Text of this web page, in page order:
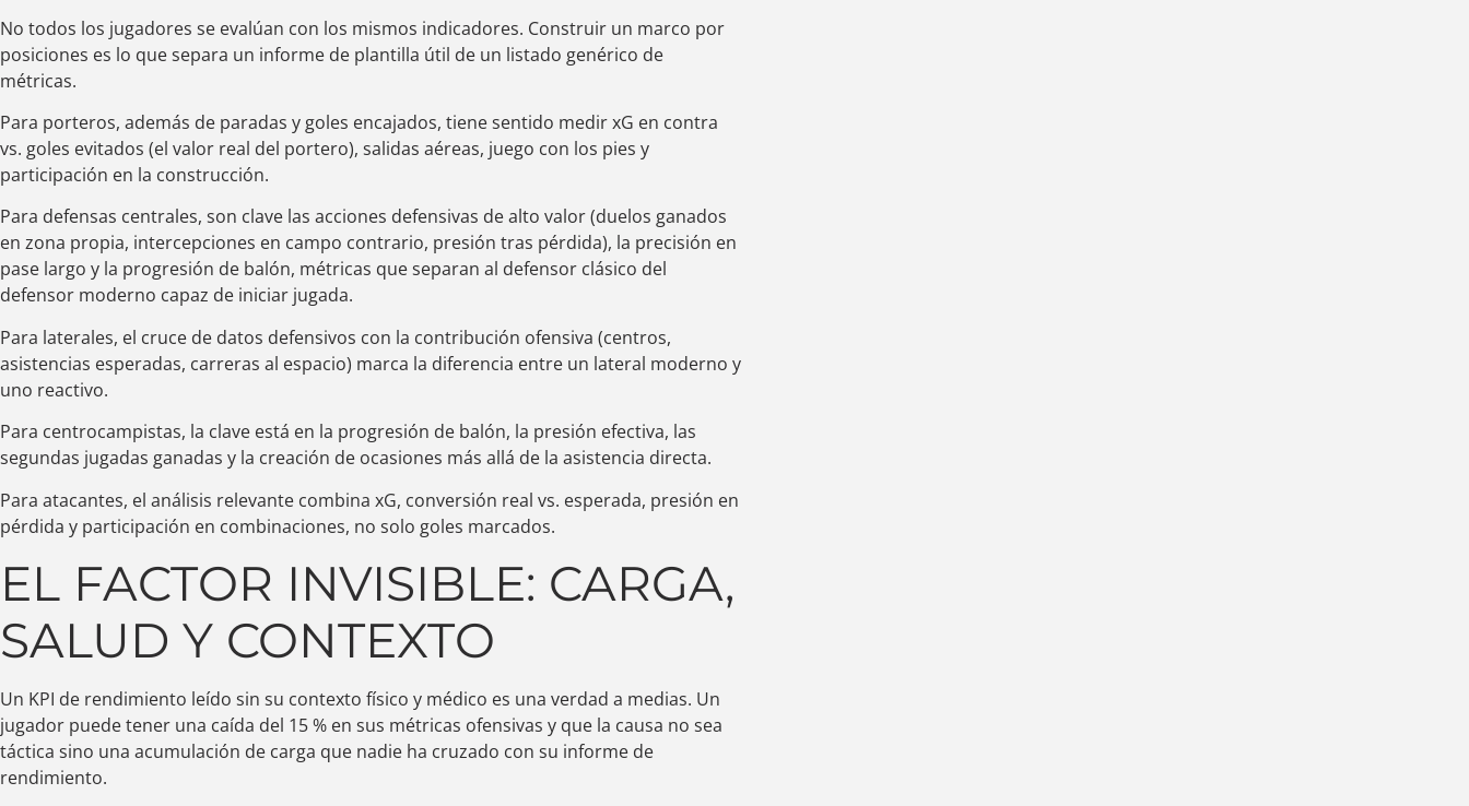
No todos los jugadores se evalúan con los mismos indicadores. Construir un marco por
posiciones es lo que separa un informe de plantilla útil de un listado genérico de
métricas.
Para porteros, además de paradas y goles encajados, tiene sentido medir xG en contra
vs. goles evitados (el valor real del portero), salidas aéreas, juego con los pies y
participación en la construcción.
Para defensas centrales, son clave las acciones defensivas de alto valor (duelos ganados
en zona propia, intercepciones en campo contrario, presión tras pérdida), la precisión en
pase largo y la progresión de balón, métricas que separan al defensor clásico del
defensor moderno capaz de iniciar jugada.
Para laterales, el cruce de datos defensivos con la contribución ofensiva (centros,
asistencias esperadas, carreras al espacio) marca la diferencia entre un lateral moderno y
uno reactivo.
Para centrocampistas, la clave está en la progresión de balón, la presión efectiva, las
segundas jugadas ganadas y la creación de ocasiones más allá de la asistencia directa.
Para atacantes, el análisis relevante combina xG, conversión real vs. esperada, presión en
pérdida y participación en combinaciones, no solo goles marcados.
EL FACTOR INVISIBLE: CARGA,
SALUD Y CONTEXTO
Un KPI de rendimiento leído sin su contexto físico y médico es una verdad a medias. Un
jugador puede tener una caída del 15 % en sus métricas ofensivas y que la causa no sea
táctica sino una acumulación de carga que nadie ha cruzado con su informe de
rendimiento.